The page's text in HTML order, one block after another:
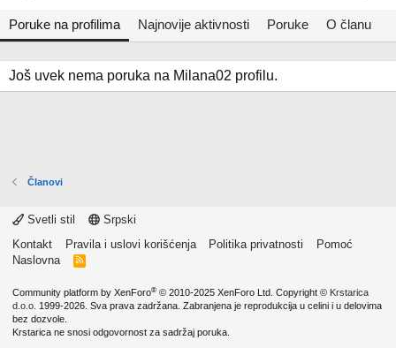
Poruke na profilima Najnovije aktivnosti Poruke O članu
Još uvek nema poruka na Milana02 profilu.
Članovi
Svetli stil
Srpski
Kontakt
Pravila i uslovi korišćenja Politika privatnosti
Pomoć
Naslovna
R
Community platform by XenForo® © 2010-2025 XenForo Ltd. Copyright © Krstarica
d.o.o. 1999-2026. Sva prava zadržana. Zabranjena je reprodukcija u celini i u delovima
bez dozvole.
Krstarica ne snosi odgovornost za sadržaj poruka.